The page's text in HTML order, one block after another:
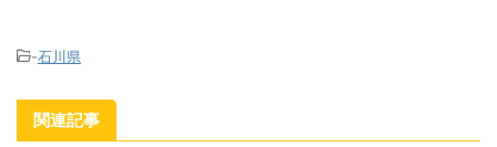
-石川県
関連記事